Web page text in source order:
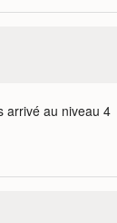
arrivé au niveau 4